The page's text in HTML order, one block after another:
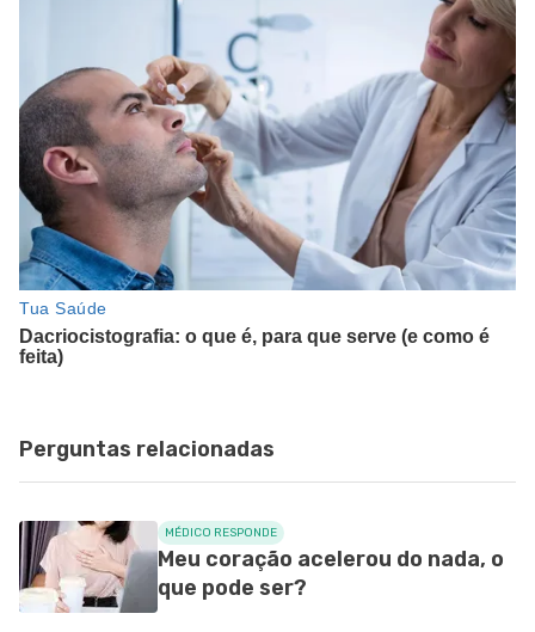
Perguntas relacionadas
MÉDICO RESPONDE
Meu coração acelerou do nada, o
que pode ser?